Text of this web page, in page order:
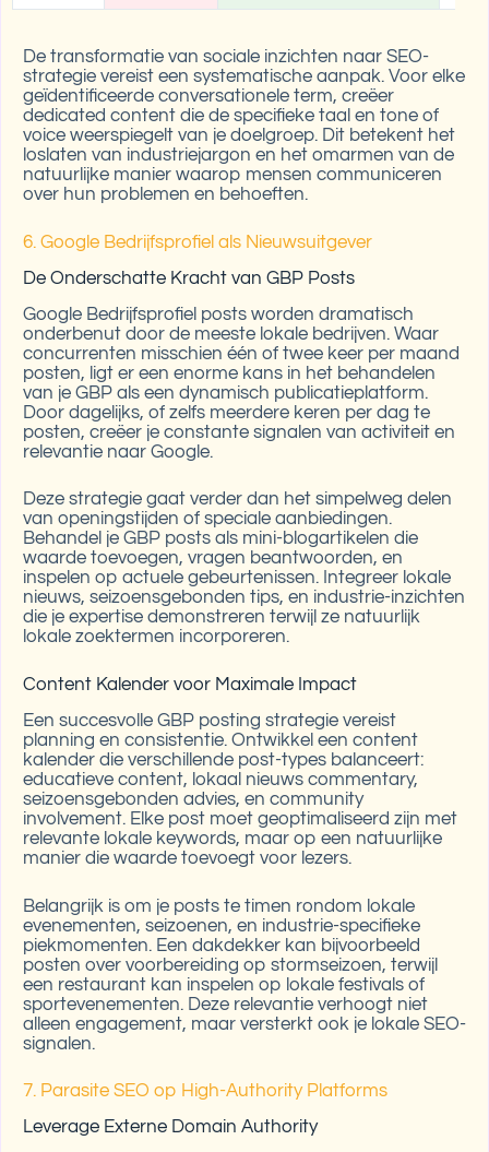
De transformatie van sociale inzichten naar SEO-
strategie vereist een systematische aanpak. Voor elke
geïdentificeerde conversationele term, creëer
dedicated content die de specifieke taal en tone of
voice weerspiegelt van je doelgroep. Dit betekent het
loslaten van industriejargon en het omarmen van de
natuurlijke manier waarop mensen communiceren
over hun problemen en behoeften.
6. Google Bedrijfsprofiel als Nieuwsuitgever
De Onderschatte Kracht van GBP Posts
Google Bedrijfsprofiel posts worden dramatisch
onderbenut door de meeste lokale bedrijven. Waar
concurrenten misschien één of twee keer per maand
posten, ligt er een enorme kans in het behandelen
van je GBP als een dynamisch publicatieplatform.
Door dagelijks, of zelfs meerdere keren per dag te
posten, creëer je constante signalen van activiteit en
relevantie naar Google.
Deze strategie gaat verder dan het simpelweg delen
van openingstijden of speciale aanbiedingen.
Behandel je GBP posts als mini-blogartikelen die
waarde toevoegen, vragen beantwoorden, en
inspelen op actuele gebeurtenissen. Integreer lokale
nieuws, seizoensgebonden tips, en industrie-inzichten
die je expertise demonstreren terwijl ze natuurlijk
lokale zoektermen incorporeren.
Content Kalender voor Maximale Impact
Een succesvolle GBP posting strategie vereist
planning en consistentie. Ontwikkel een content
kalender die verschillende post-types balanceert:
educatieve content, lokaal nieuws commentary,
seizoensgebonden advies, en community
involvement. Elke post moet geoptimaliseerd zijn met
relevante lokale keywords, maar op een natuurlijke
manier die waarde toevoegt voor lezers.
Belangrijk is om je posts te timen rondom lokale
evenementen, seizoenen, en industrie-specifieke
piekmomenten. Een dakdekker kan bijvoorbeeld
posten over voorbereiding op stormseizoen, terwijl
een restaurant kan inspelen op lokale festivals of
sportevenementen. Deze relevantie verhoogt niet
alleen engagement, maar versterkt ook je lokale SEO-
signalen.
7. Parasite SEO op High-Authority Platforms
Leverage Externe Domain Authority